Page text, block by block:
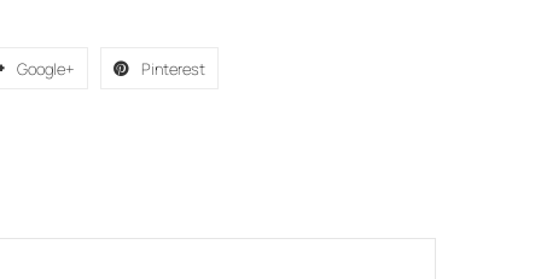
Google+ Pinterest